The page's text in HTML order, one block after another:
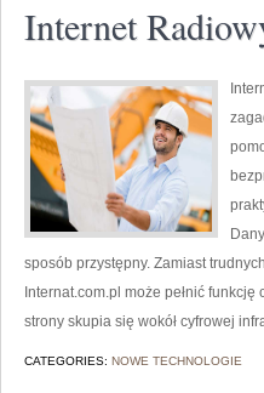
Internet
sposób przystępny. Zamiast
Internat.com.pl może pełnić
strony skupia się wokół cyfrowej
CATEGORIES: NOWE TECHNOLOGIE